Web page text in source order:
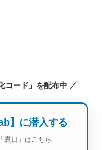
コード」を配布中 ／
】に潜入する
裏口」はこちら